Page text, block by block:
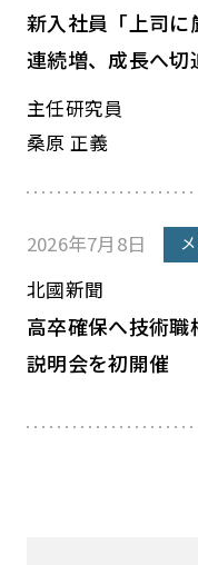
新入社員「上司
連続増、成長へ切
主任研究員
桑原 正義
2026年7月8日
北國新聞
高卒確保へ技術
説明会を初開催